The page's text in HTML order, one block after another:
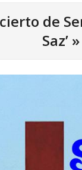
de
Saz’ »